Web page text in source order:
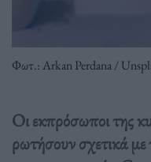
Φωτ.: Arkan Perdana /
Οι εκπρόσωποι της
ρωτήσουν σχετικά με